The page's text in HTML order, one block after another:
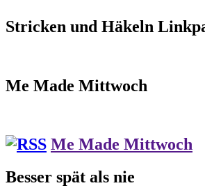
Stricken und Häkeln
Me Made Mittwoch
Me Made Mittwoch
Besser spät als nie